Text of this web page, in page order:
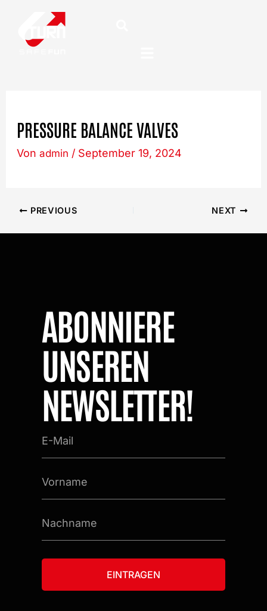
springen
PRESSURE BALANCE VALVES
Von admin / September 19, 2024
navigation
PREVIOUS NEXT
ABONNIERE
UNSEREN
NEWSLETTER!
Mail
EINTRAGEN
Alternative: